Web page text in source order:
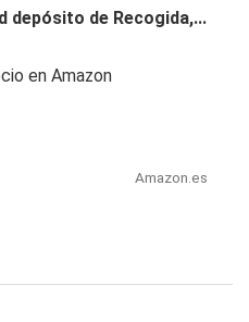
depósito de Recogida,...
en Amazon
Amazon.es